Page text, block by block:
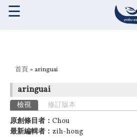
☰
您在這裡
首頁 » aringuai
aringuai
主要索引標籤
檢視 (作用中頁籤)
修訂版本
原創條目者： Chou
最新編輯者： zih-hong